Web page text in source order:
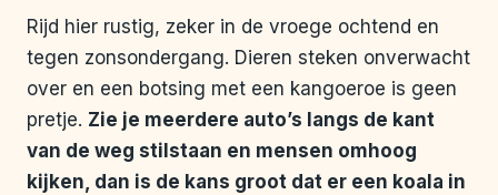
Rijd hier rustig, zeker in de vroege ochtend en
tegen zonsondergang. Dieren steken onverwacht
over en een botsing met een kangoeroe is geen
pretje. Zie je meerdere auto’s langs de kant
van de weg stilstaan en mensen omhoog
kijken, dan is de kans groot dat er een koala in